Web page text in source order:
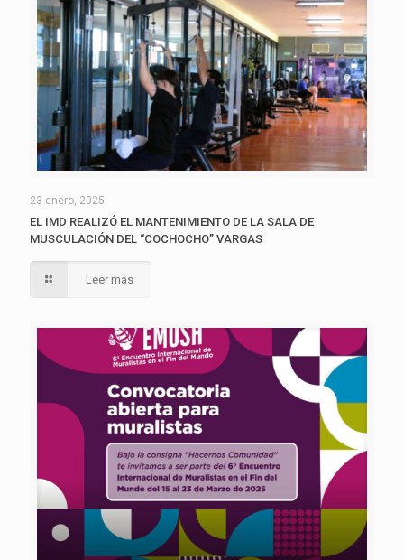
23 enero, 2025
EL IMD REALIZÓ EL MANTENIMIENTO DE LA SALA DE
MUSCULACIÓN DEL “COCHOCHO” VARGAS
Leer más